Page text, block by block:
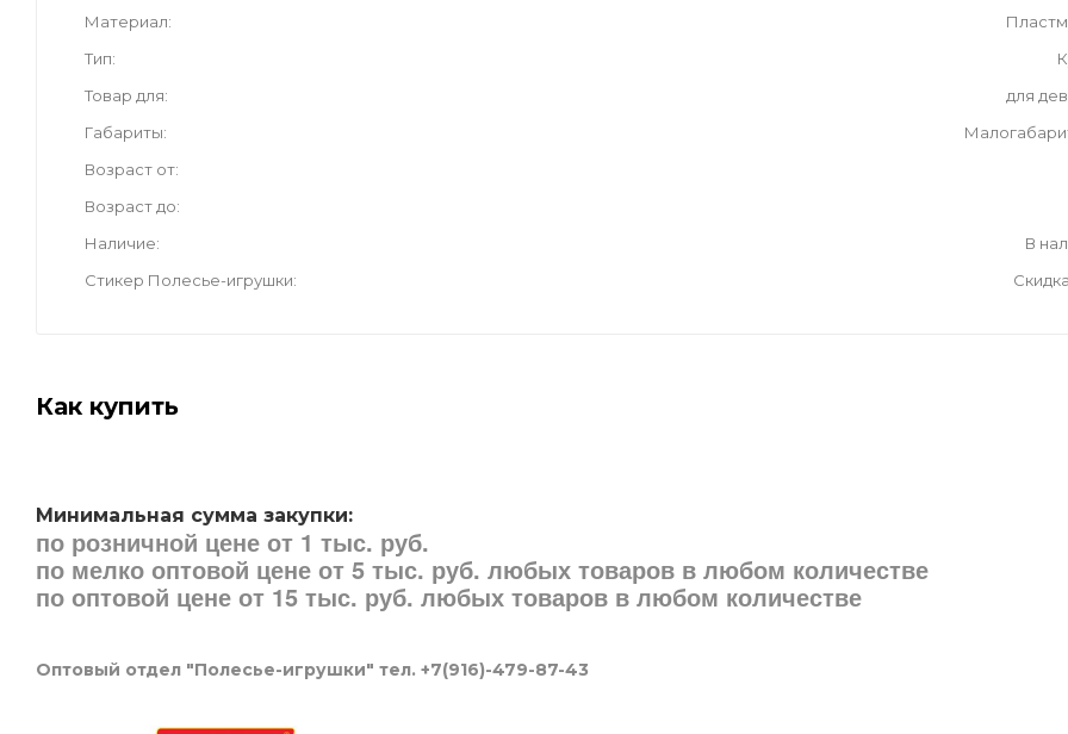
Материал
Тип
Товар для
для
Габариты
Возраст от
Возраст до
Наличие
В
Стикер Полесье-игрушки
Как купить
Минимальная сумма закупки:
по розничной цене от 1 тыс. руб.
по мелко оптовой цене от 5 тыс. руб. любых товаров в любом количестве
по оптовой цене от 15 тыс. руб. любых товаров в любом количестве
Оптовый отдел "Полесье-игрушки" тел. +7(916)-479-87-43